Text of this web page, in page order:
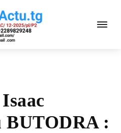
BUTODRA :